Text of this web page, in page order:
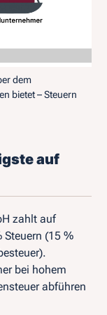
dem
bietet – Steuern
auf
zahlt auf
Steuern (15 %
bei hohem
abführen